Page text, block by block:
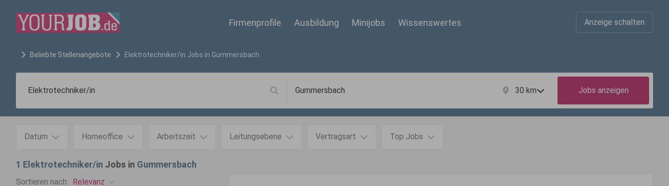
Firmenprofile Ausbildung Minijobs Wissenswertes Anzeige schalten
Beliebte Stellenangebote Elektrotechniker/in Jobs in Gummersbach
30 km Jobs anzeigen
Datum Homeoffice Arbeitszeit Leitungsebene Vertragsart Top Jobs
1 Elektrotechniker/in Jobs in Gummersbach
Sortieren nach: Relevanz